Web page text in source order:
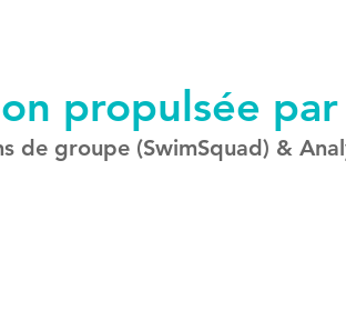
propulsée
de groupe (SwimSquad) &